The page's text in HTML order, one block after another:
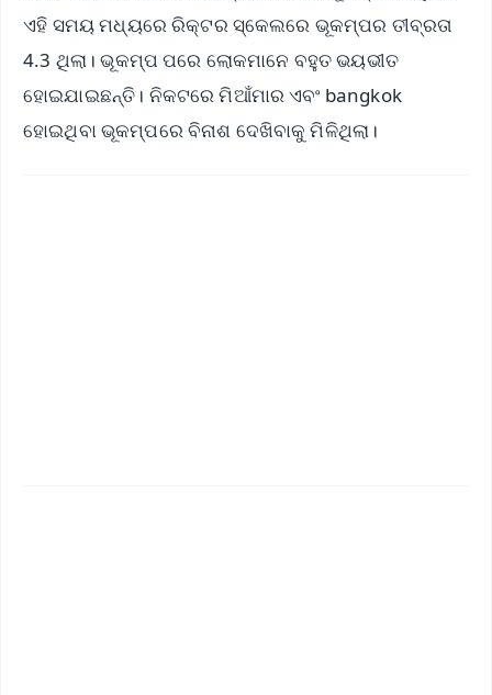
ଏହି ସମୟ ମଧ୍ୟରେ ରିକ୍ଟର ସ୍କେଲରେ ଭୂକମ୍ପର ତୀବ୍ରତା
4.3 ଥିଲା। ଭୂକମ୍ପ ପରେ ଲୋକମାନେ ବହୁତ ଭୟଭୀତ
ହୋଇଯାଇଛନ୍ତି। ନିକଟରେ ମିଆଁମାର ଏବଂ bangkok
ହୋଇଥିବା ଭୂକମ୍ପରେ ବିନାଶ ଦେଖିବାକୁ ମିଳିଥିଲା।